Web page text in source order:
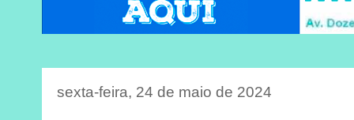
sexta-feira, 24 de maio de 2024